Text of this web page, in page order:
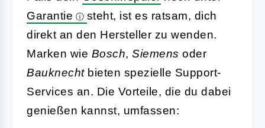
Garantie
steht, ist es ratsam, dich
direkt an den Hersteller zu wenden.
Marken wie Bosch, Siemens oder
Bauknechtbieten spezielle Support-
Services an. Die Vorteile, die du dabei
genießen kannst, umfassen: